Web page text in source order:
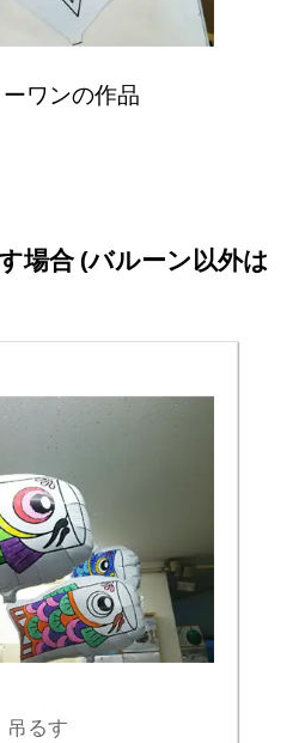
ワンの作品
場合 (バルーン以外は
吊るす